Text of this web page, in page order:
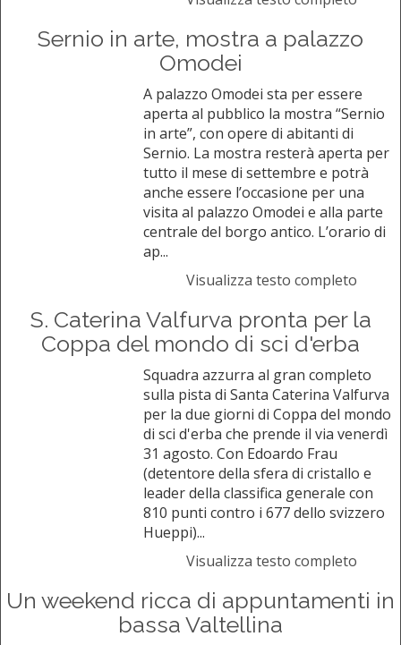
Sernio in arte, mostra a palazzo
Omodei
A palazzo Omodei sta per essere
aperta al pubblico la mostra “Sernio
in arte”, con opere di abitanti di
Sernio. La mostra resterà aperta per
tutto il mese di settembre e potrà
anche essere l’occasione per una
visita al palazzo Omodei e alla parte
centrale del borgo antico. L’orario di
ap...
Visualizza testo completo
S. Caterina Valfurva pronta per la
Coppa del mondo di sci d'erba
Squadra azzurra al gran completo
sulla pista di Santa Caterina Valfurva
per la due giorni di Coppa del mondo
di sci d'erba che prende il via venerdì
31 agosto. Con Edoardo Frau
(detentore della sfera di cristallo e
leader della classifica generale con
810 punti contro i 677 dello svizzero
Hueppi)...
Visualizza testo completo
Un weekend ricca di appuntamenti in
bassa Valtellina